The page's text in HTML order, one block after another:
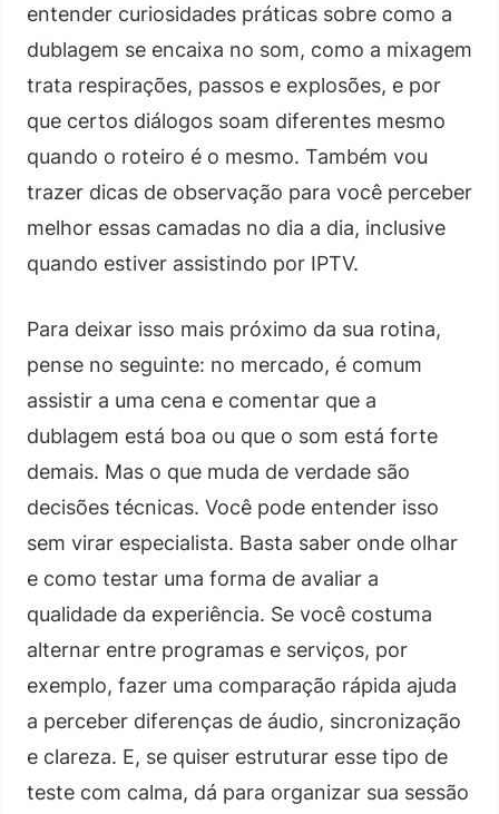
entender curiosidades práticas sobre como a
dublagem se encaixa no som, como a mixagem
trata respirações, passos e explosões, e por
que certos diálogos soam diferentes mesmo
quando o roteiro é o mesmo. Também vou
trazer dicas de observação para você perceber
melhor essas camadas no dia a dia, inclusive
quando estiver assistindo por IPTV.
Para deixar isso mais próximo da sua rotina,
pense no seguinte: no mercado, é comum
assistir a uma cena e comentar que a
dublagem está boa ou que o som está forte
demais. Mas o que muda de verdade são
decisões técnicas. Você pode entender isso
sem virar especialista. Basta saber onde olhar
e como testar uma forma de avaliar a
qualidade da experiência. Se você costuma
alternar entre programas e serviços, por
exemplo, fazer uma comparação rápida ajuda
a perceber diferenças de áudio, sincronização
e clareza. E, se quiser estruturar esse tipo de
teste com calma, dá para organizar sua sessão